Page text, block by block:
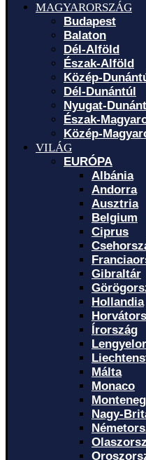
MAGYARORSZÁG
Budapest
Balaton
Dél-Alföld
Észak-Alföld
Közép-
Dél-Dunántúl
Nyugat-
Észak-
Közép-
VILÁG
EURÓPA
Albánia
Andorra
Ausztria
Belgium
Ciprus
Gibraltár
Hollandia
Írország
Málta
Monaco
Nagy-